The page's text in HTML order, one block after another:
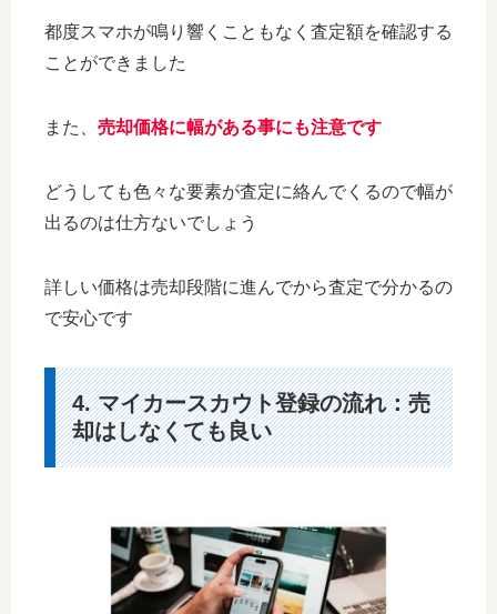
都度スマホが鳴り響くこともなく査定額を確認する
ことができました
また、 売却価格に幅がある事にも注意です
どうしても色々な要素が査定に絡んでくるので幅が
出るのは仕方ないでしょう
詳しい価格は売却段階に進んでから査定で分かるの
で安心です
4. マイカースカウト登録の流れ：売
却はしなくても良い